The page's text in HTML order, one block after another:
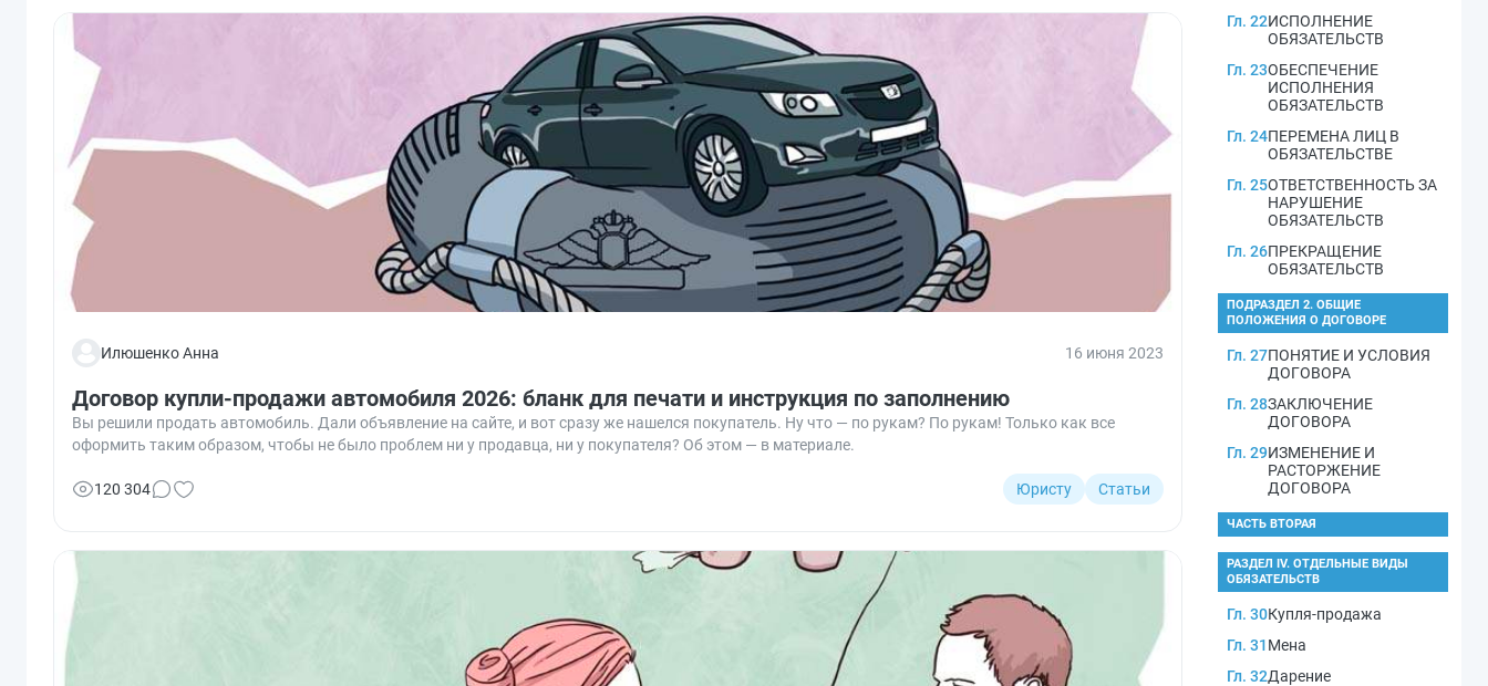
Илюшенко Анна 16 июня 2023
Договор купли-продажи автомобиля 2026: бланк для печати и инструкция по заполнению
Вы решили продать автомобиль. Дали объявление на сайте, и вот сразу же нашелся покупатель. Ну что — по рукам? По рукам! Только как все
оформить таким образом, чтобы не было проблем ни у продавца, ни у покупателя? Об этом — в материале.
Юристу Статьи
120 304
Гл. 22ИСПОЛНЕНИЕ
ОБЯЗАТЕЛЬСТВ
Гл. 23ОБЕСПЕЧЕНИЕ
ИСПОЛНЕНИЯ
ОБЯЗАТЕЛЬСТВ
Гл. 24ПЕРЕМЕНА ЛИЦ В
ОБЯЗАТЕЛЬСТВЕ
Гл. 25ОТВЕТСТВЕННОСТЬ ЗА
НАРУШЕНИЕ
ОБЯЗАТЕЛЬСТВ
Гл. 26ПРЕКРАЩЕНИЕ
ОБЯЗАТЕЛЬСТВ
ПОДРАЗДЕЛ 2. ОБЩИЕ
ПОЛОЖЕНИЯ О ДОГОВОРЕ
Гл. 27ПОНЯТИЕ И УСЛОВИЯ
ДОГОВОРА
Гл. 28ЗАКЛЮЧЕНИЕ
ДОГОВОРА
Гл. 29ИЗМЕНЕНИЕ И
РАСТОРЖЕНИЕ
ДОГОВОРА
ЧАСТЬ ВТОРАЯ
РАЗДЕЛ IV. ОТДЕЛЬНЫЕ ВИДЫ
ОБЯЗАТЕЛЬСТВ
Гл. 30Купля-продажа
Гл. 31Мена
Гл. 32Дарение